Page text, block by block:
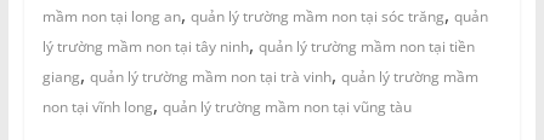
mầm non tại long an, quản lý trường mầm non tại sóc trăng, quản
lý trường mầm non tại tây ninh, quản lý trường mầm non tại tiền
giang, quản lý trường mầm non tại trà vinh, quản lý trường mầm
non tại vĩnh long, quản lý trường mầm non tại vũng tàu